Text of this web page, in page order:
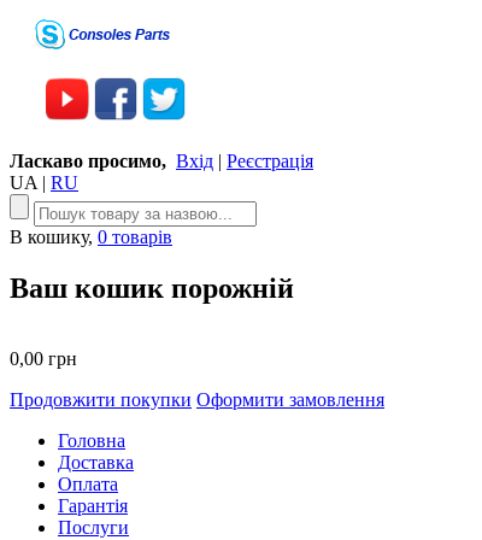
Ласкаво просимо, Вхід | Реєстрація
UA | RU
В кошику, 0 товарів
Ваш кошик порожній
0,00 грн
Продовжити покупки Оформити замовлення
Головна
Доставка
Оплата
Гарантія
Послуги